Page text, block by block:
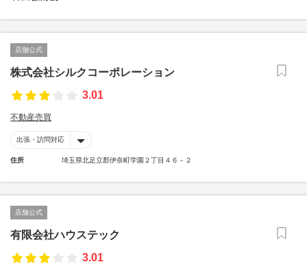
店舗公式
株式会社シルクコーポレーション
3.01
不動産売買
出張・訪問対応
住所 埼玉県北足立郡伊奈町学園２丁目４６－２
店舗公式
有限会社ハウステック
3.01